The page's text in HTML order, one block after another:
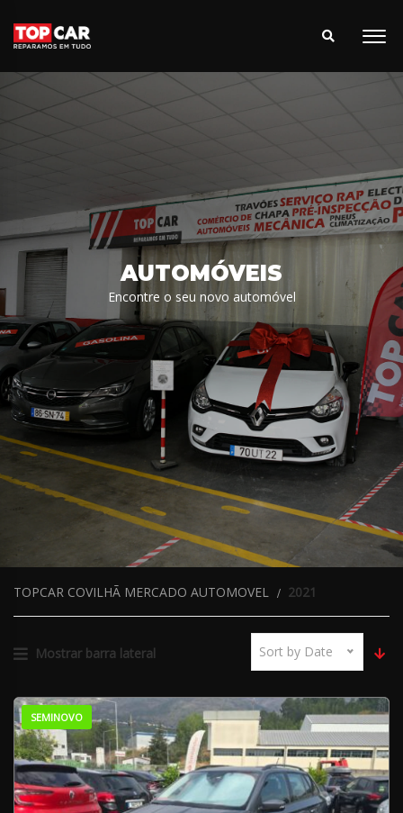
AUTOMÓVEIS
Encontre o seu novo automóvel
TOPCAR COVILHÃ MERCADO AUTOMOVEL 2021
Mostrar barra lateral Sort by Date
SEMINOVO